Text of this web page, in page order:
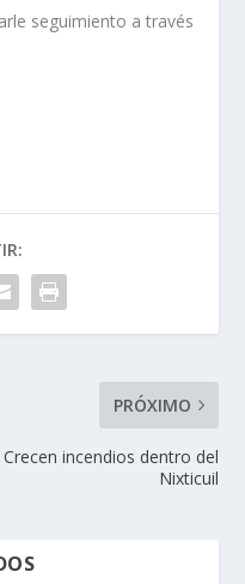
seguimiento a través
PRÓXIMO
Crecen incendios dentro del
Nixticuil